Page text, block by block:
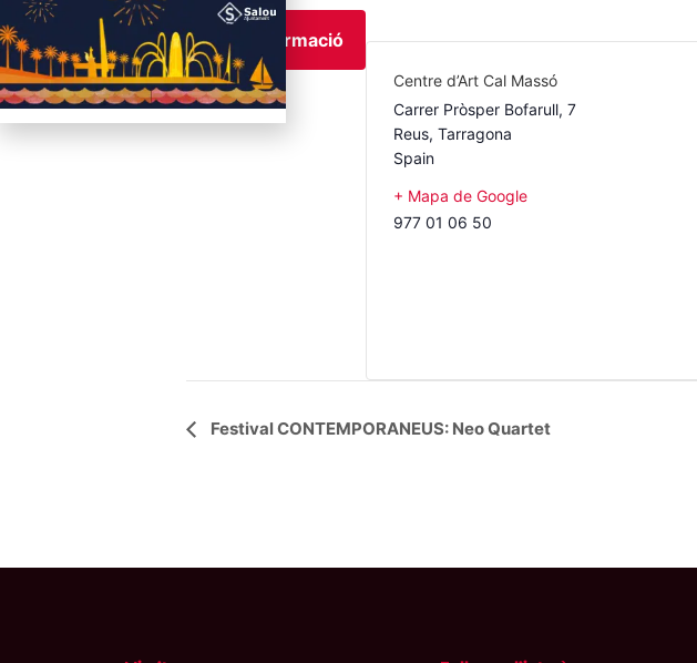
Més informació
Centre d’Art Cal Massó
Carrer Pròsper Bofarull, 7
Reus, Tarragona
Spain
+ Mapa de Google
977 01 06 50
Navegació
Festival CONTEMPORANEUS: Neo Quartet